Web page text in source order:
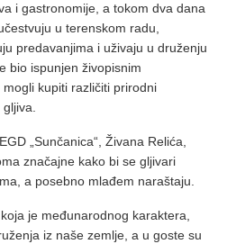
i gastronomije, a tokom dva dana
u terenskom radu,
predavanjima i uživaju u druženju
bio ispunjen živopisnim
kupiti različiti prirodni
„Sunčanica“, Živana Relića,
značajne kako bi se gljivari
a posebno mlađem naraštaju.
je međunarodnog karaktera,
iz naše zemlje, a u goste su